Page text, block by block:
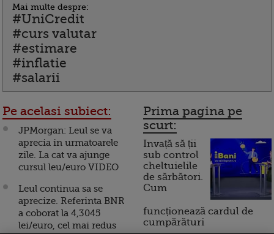
Mai multe despre:
#UniCredit
#curs valutar
#estimare
#inflatie
#salarii
Pe acelasi subiect:
JPMorgan: Leul se va
aprecia in urmatoarele
zile. La cat va ajunge
cursul leu/euro VIDEO
Leul continua sa se
aprecize. Referinta BNR
a coborat la 4,3045
lei/euro, cel mai redus
Prima pagina pe
scurt:
Invață să ții
sub control
cheltuielile
de sărbători.
Cum
funcționează cardul de
cumpărături